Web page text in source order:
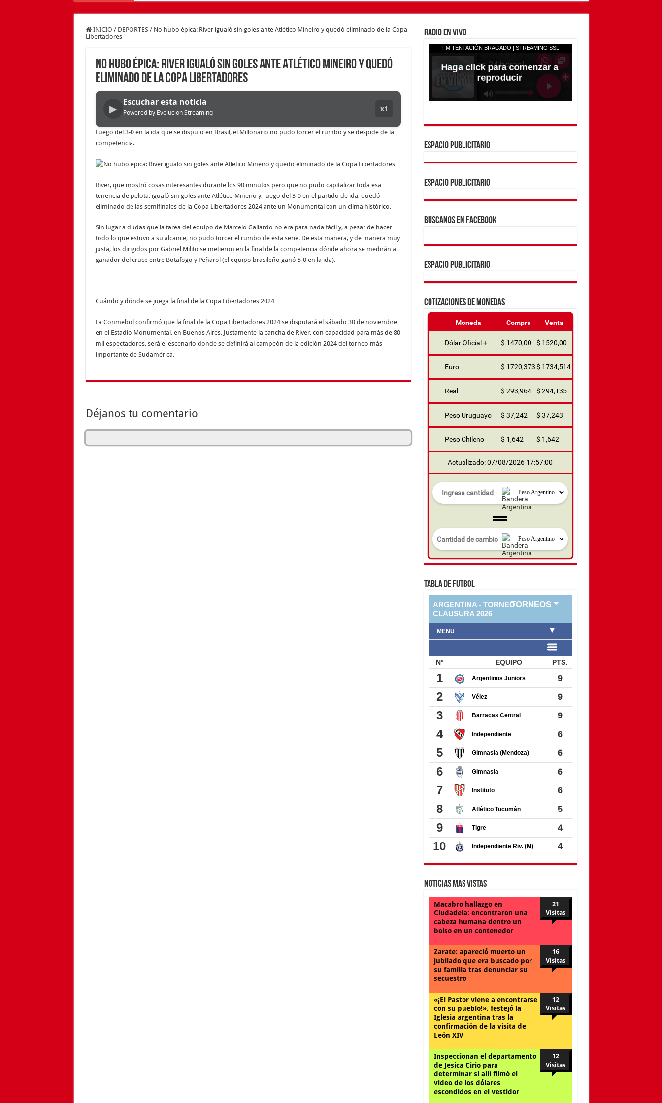
INICIO / DEPORTES / No hubo épica: River igualó sin goles ante Atlético Mineiro y quedó eliminado de la Copa
Libertadores
No hubo épica: River igualó sin goles ante Atlético Mineiro y quedó
eliminado de la Copa Libertadores
▶
Escuchar esta noticia
Powered by Evolucion Streaming x1
Luego del 3-0 en la ida que se disputó en Brasil, el Millonario no pudo torcer el rumbo y se despide de la
competencia.
River, que mostró cosas interesantes durante los 90 minutos pero que no pudo capitalizar toda esa
tenencia de pelota, igualó sin goles ante Atlético Mineiro y, luego del 3-0 en el partido de ida, quedó
eliminado de las semifinales de la Copa Libertadores 2024 ante un Monumental con un clima histórico.
Sin lugar a dudas que la tarea del equipo de Marcelo Gallardo no era para nada fácil y, a pesar de hacer
todo lo que estuvo a su alcance, no pudo torcer el rumbo de esta serie. De esta manera, y de manera muy
justa, los dirigidos por Gabriel Milito se metieron en la final de la competencia dónde ahora se medirán al
ganador del cruce entre Botafogo y Peñarol (el equipo brasileño ganó 5-0 en la ida).
Cuándo y dónde se juega la final de la Copa Libertadores 2024
La Conmebol confirmó que la final de la Copa Libertadores 2024 se disputará el sábado 30 de noviembre
en el Estadio Monumental, en Buenos Aires. Justamente la cancha de River, con capacidad para más de 80
mil espectadores, será el escenario donde se definirá al campeón de la edición 2024 del torneo más
importante de Sudamérica.
Déjanos tu comentario
RADIO EN VIVO
ESPACIO PUBLICITARIO
ESPACIO PUBLICITARIO
BUSCANOS EN FACEBOOK
ESPACIO PUBLICITARIO
COTIZACIONES DE MONEDAS
Moneda Compra Venta
Dólar Oficial + $ 1470,00 $ 1520,00
Euro $ 1720,373$ 1734,514
Real $ 293,964 $ 294,135
Peso Uruguayo $ 37,242 $ 37,243
Peso Chileno $ 1,642 $ 1,642
Actualizado: 07/08/2026 17:57:00
TABLA DE FUTBOL
Noticias Mas Vistas
Macabro hallazgo en
Ciudadela: encontraron una
cabeza humana dentro un
bolso en un contenedor
21
Visitas
Zarate: apareció muerto un
jubilado que era buscado por
su familia tras denunciar su
secuestro
16
Visitas
«¡El Pastor viene a encontrarse
con su pueblo!», festejó la
Iglesia argentina tras la
confirmación de la visita de
León XIV
12
Visitas
Inspeccionan el departamento
de Jesica Cirio para
determinar si allí filmó el
video de los dólares
escondidos en el vestidor
12
Visitas